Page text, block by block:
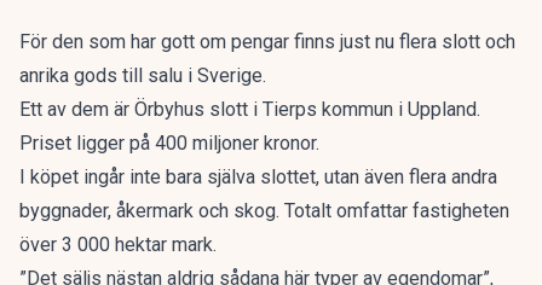
För den som har gott om pengar finns just nu flera slott och
anrika gods till salu i Sverige.
Ett av dem är Örbyhus slott i Tierps kommun i Uppland.
Priset ligger på 400 miljoner kronor.
I köpet ingår inte bara själva slottet, utan även flera andra
byggnader, åkermark och skog. Totalt omfattar fastigheten
över 3 000 hektar mark.
”Det säljs nästan aldrig sådana här typer av egendomar”,